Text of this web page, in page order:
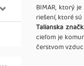
BIMAR, ktorý
riešení, ktoré
Talianska
cieľom je
čerstvom